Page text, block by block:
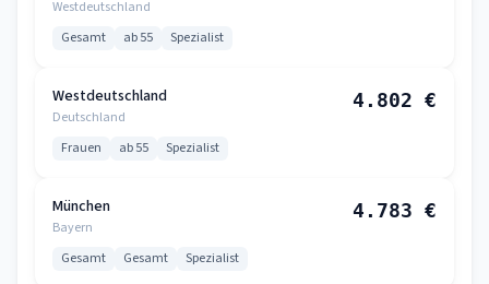
Westdeutschland
Gesamt ab 55 Spezialist
Westdeutschland
Deutschland
4.802 €
Frauen ab 55 Spezialist
München
Bayern
4.783 €
Gesamt Gesamt Spezialist